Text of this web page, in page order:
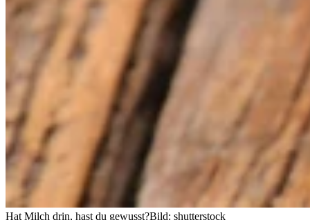
Hat Milch drin, hast du gewusst?Bild: shutterstock